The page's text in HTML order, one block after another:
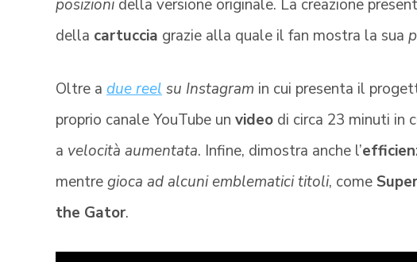
posizionidella versione originale. La creazione
della cartuccia grazie alla quale il fan mostra la sua
Oltre a due reel su Instagram in cui presenta il
proprio canale YouTube un video di circa 23 minuti in
a velocità aumentata. Infine, dimostra anche l’
mentre gioca ad alcuni emblematici titoli, come
the Gator.